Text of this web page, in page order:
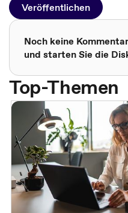
Veröffentlichen
Noch keine
und starten Sie die
Top-Themen